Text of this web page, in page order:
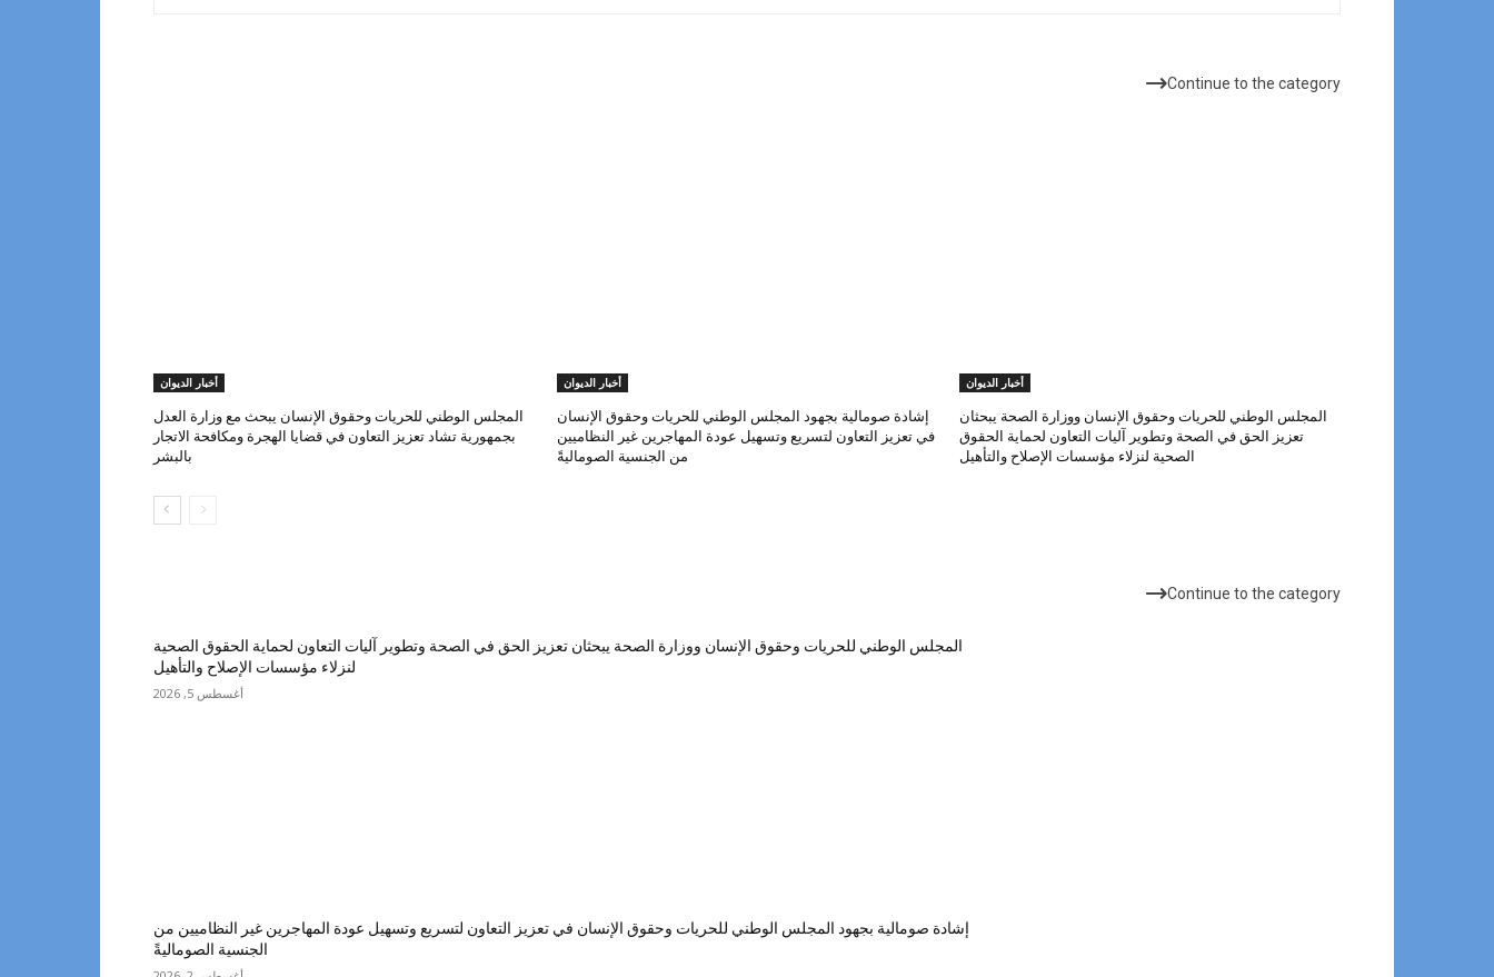
مقالات ذات صلة
Continue to the category
أخبار الديوان
المجلس الوطني للحريات وحقوق الإنسان ووزارة الصحة يبحثان
تعزيز الحق في الصحة وتطوير آليات التعاون لحماية الحقوق
الصحية لنزلاء مؤسسات الإصلاح والتأهيل
أخبار الديوان
إشادة صومالية بجهود المجلس الوطني للحريات وحقوق الإنسان
في تعزيز التعاون لتسريع وتسهيل عودة المهاجرين غير النظاميين
من الجنسية الصوماليةً
أخبار الديوان
المجلس الوطني للحريات وحقوق الإنسان يبحث مع وزارة العدل
بجمهورية تشاد تعزيز التعاون في قضايا الهجرة ومكافحة الاتجار
بالبشر
الأكثر شهرة
Continue to the category
المجلس الوطني للحريات وحقوق الإنسان ووزارة الصحة يبحثان تعزيز الحق في الصحة وتطوير آليات التعاون لحماية الحقوق الصحية
لنزلاء مؤسسات الإصلاح والتأهيل
أغسطس 5, 2026
إشادة صومالية بجهود المجلس الوطني للحريات وحقوق الإنسان في تعزيز التعاون لتسريع وتسهيل عودة المهاجرين غير النظاميين من
الجنسية الصوماليةً